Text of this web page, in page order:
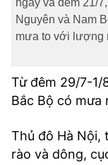
LIÊN HỆ QUẢNG
Điện
MẠNG XÃ HỘI
ngày và đêm 21/
Nguyên và Nam
mưa to với lượng
Từ đêm 29/7-1/
Bắc Bộ có mưa
Thủ đô Hà Nội,
rào và dông,